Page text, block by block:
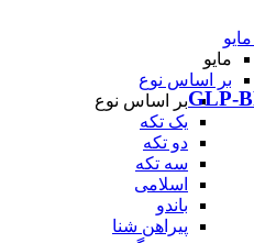
مایو
مایو
بر اساس نوع
بر اساس نوع
یک تکه
دو تکه
سه تکه
اسلامی
باندو
پیراهن شنا